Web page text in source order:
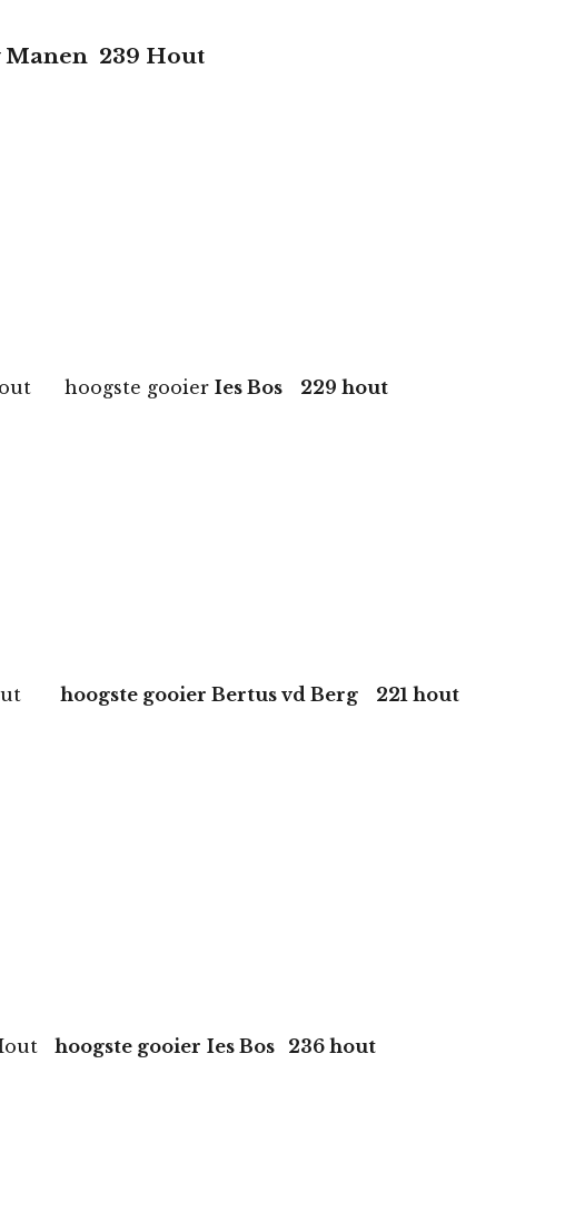
Manen 239 Hout
gooierIes Bos 229 hout
hoogste gooier Bertus vd Berg 221 hout
hoogste gooier Ies Bos 236 hout